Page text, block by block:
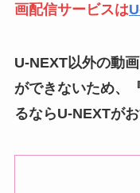
画配信サービスは
U-NEXT以外の動
ができないため、
るならU-NEXTがお